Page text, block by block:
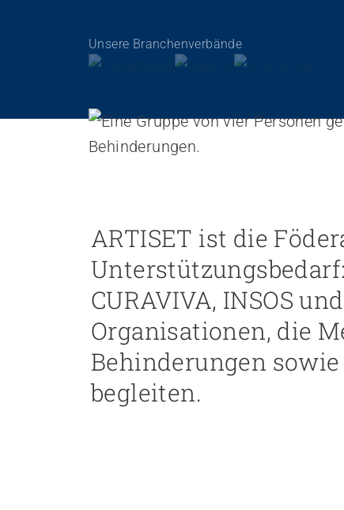
Personal rekrutieren und führen
Arbeit und Betriebskultur gestalten
Finanzierung regeln
Angebote bewerben
Berufliche Inklusion fördern
Mit Angehörigen arbeiten
Übergänge gestalten
Empowerment stärken
Gesundheitsfragen angehen
Integrität schützen
Unsere Branchenverbände
ARTISET ist die
CURAVIVA, INSOS
Organisationen, die
Behinderungen
begleiten.